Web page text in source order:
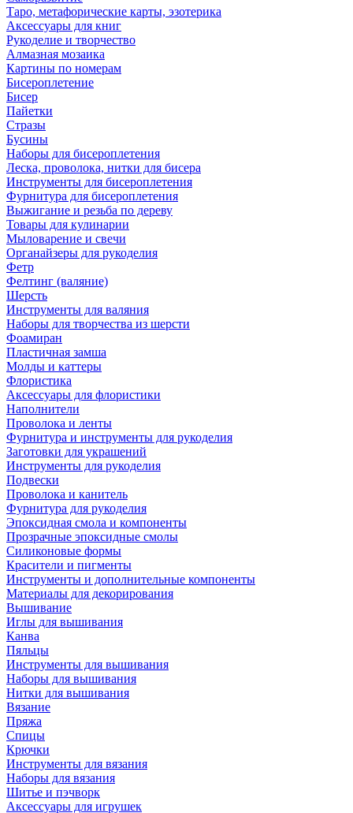
Таро, метафорические карты, эзотерика
Аксессуары для книг
Рукоделие и творчество
Алмазная мозаика
Картины по номерам
Бисероплетение
Бисер
Пайетки
Стразы
Бусины
Наборы для бисероплетения
Леска, проволока, нитки для бисера
Инструменты для бисероплетения
Фурнитура для бисероплетения
Выжигание и резьба по дереву
Товары для кулинарии
Мыловарение и свечи
Органайзеры для рукоделия
Фетр
Фелтинг (валяние)
Шерсть
Инструменты для валяния
Наборы для творчества из шерсти
Фоамиран
Пластичная замша
Молды и каттеры
Флористика
Аксессуары для флористики
Наполнители
Проволока и ленты
Фурнитура и инструменты для рукоделия
Заготовки для украшений
Инструменты для рукоделия
Подвески
Проволока и канитель
Фурнитура для рукоделия
Эпоксидная смола и компоненты
Прозрачные эпоксидные смолы
Силиконовые формы
Красители и пигменты
Инструменты и дополнительные компоненты
Материалы для декорирования
Вышивание
Иглы для вышивания
Канва
Пяльцы
Инструменты для вышивания
Наборы для вышивания
Нитки для вышивания
Вязание
Пряжа
Спицы
Крючки
Инструменты для вязания
Наборы для вязания
Шитье и пэчворк
Аксессуары для игрушек